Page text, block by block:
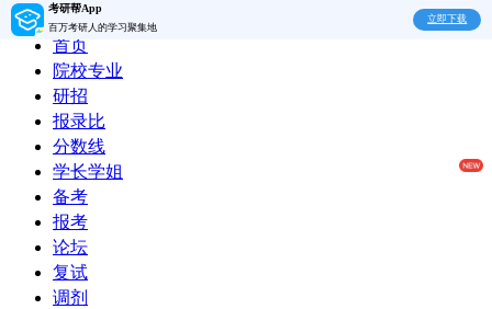
考研帮App
百万考研人的学习聚集地
立即下载
首页
院校专业
研招
报录比
分数线
学长学姐
备考
报考
论坛
复试
调剂